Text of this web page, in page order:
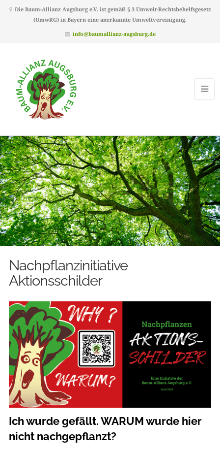
Die Baum-Allianz Augsburg e.V. ist gemäß § 3 Umwelt-Rechtsbehelfsgesetz
(UmwRG) in Bayern eine anerkannte Umweltvereinigung.
info@baumallianz-augsburg.de
Nachpflanzinitiative
Aktionsschilder
Ich wurde gefällt. WARUM wurde hier
nicht nachgepflanzt?